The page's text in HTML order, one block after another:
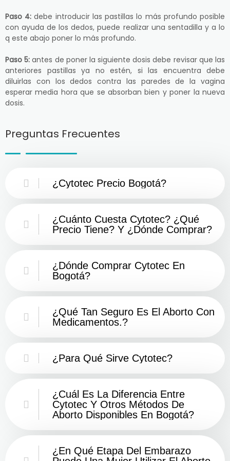
Paso 4: debe introducir las pastillas lo más profundo posible
con ayuda de los dedos, puede realizar una sentadilla y a lo
q este abajo poner lo más profundo.
Paso 5: antes de poner la siguiente dosis debe revisar que las
anteriores pastillas ya no estén, si las encuentra debe
diluirlas con los dedos contra las paredes de la vagina
esperar media hora que se absorban bien y poner la nueva
dosis.
Preguntas Frecuentes
¿Cytotec Precio Bogotá?
¿Cuánto Cuesta Cytotec? ¿Qué
Precio Tiene? Y ¿Dónde Comprar?
¿Dónde Comprar Cytotec En
Bogotá?
¿Qué Tan Seguro Es El Aborto Con
Medicamentos.?
¿Para Qué Sirve Cytotec?
¿Cuál Es La Diferencia Entre
Cytotec Y Otros Métodos De
Aborto Disponibles En Bogotá?
¿En Qué Etapa Del Embarazo